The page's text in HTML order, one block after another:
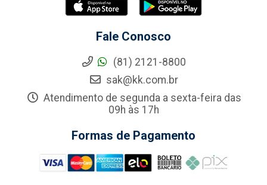
Fale Conosco
(81) 2121-8800
sak@kk.com.br
Atendimento de segunda a sexta-feira das
09h às 17h
Formas de Pagamento